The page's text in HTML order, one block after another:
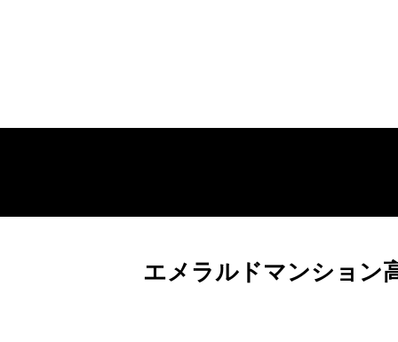
エメラルドマンション